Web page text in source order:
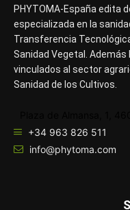
PHYTOMA-España edita
especializada en la
Transferencia
Sanidad Vegetal. Además
vinculados al sector
Sanidad de los Cultivos.
+34 963 826 511
info@phytoma.com